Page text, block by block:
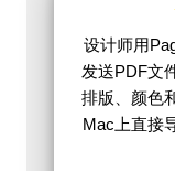
设计师用
发送PDF文
排版、颜色
Mac上直接